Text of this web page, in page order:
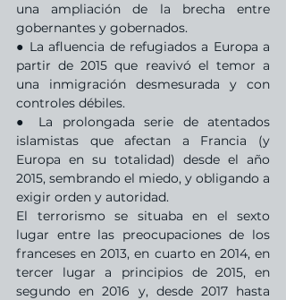
una ampliación de la brecha entre
gobernantes y gobernados.
● La afluencia de refugiados a Europa a
partir de 2015 que reavivó el temor a
una inmigración desmesurada y con
controles débiles.
● La prolongada serie de atentados
islamistas que afectan a Francia (y
Europa en su totalidad) desde el año
2015, sembrando el miedo, y obligando a
exigir orden y autoridad.
El terrorismo se situaba en el sexto
lugar entre las preocupaciones de los
franceses en 2013, en cuarto en 2014, en
tercer lugar a principios de 2015, en
segundo en 2016 y, desde 2017 hasta